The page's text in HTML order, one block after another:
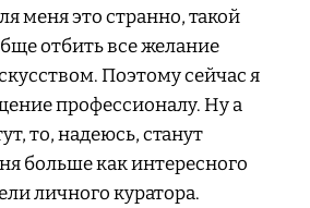
меня это странно, такой
отбить все желание
Поэтому сейчас я
профессионалу. Ну а
то, надеюсь, станут
больше как интересного
личного куратора.